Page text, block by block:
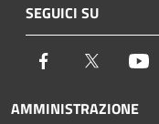
SEGUICI SU
Facebook Twitter
AMMINISTRAZIONE